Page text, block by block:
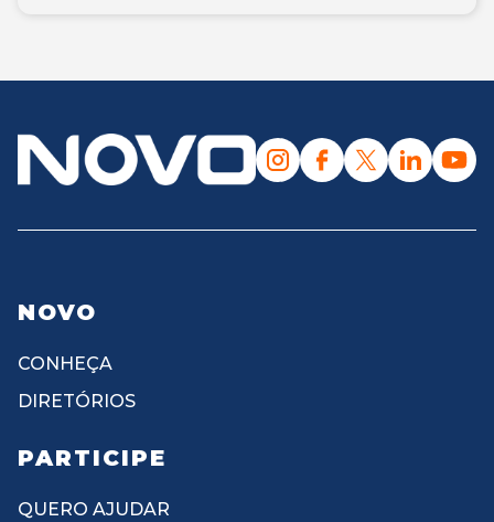
NOVO
CONHEÇA
DIRETÓRIOS
PARTICIPE
QUERO AJUDAR